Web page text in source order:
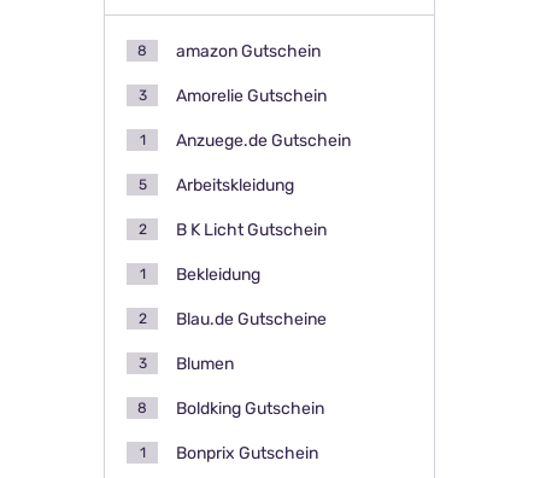
amazon Gutschein
8
Amorelie Gutschein
3
Anzuege.de Gutschein
1
Arbeitskleidung
5
B K Licht Gutschein
2
Bekleidung
1
Blau.de Gutscheine
2
Blumen
3
Boldking Gutschein
8
Bonprix Gutschein
1